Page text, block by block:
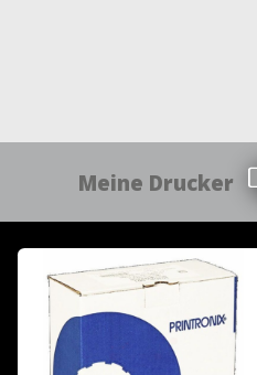
Meine Drucker